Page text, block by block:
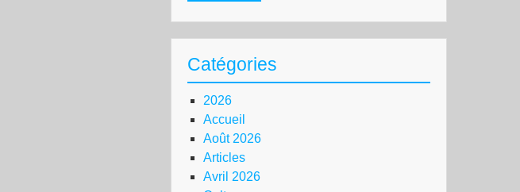
Catégories
2026
Accueil
Août 2026
Articles
Avril 2026